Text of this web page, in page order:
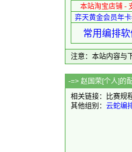
本站淘宝店铺 -
弈天黄金会员年
常用编排
注意：本站内容与
-=> 赵国荣[
相关链接：
比赛规
其他组别： 云蛇编